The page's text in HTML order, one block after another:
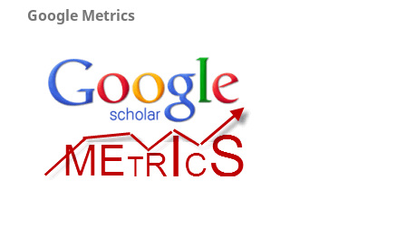
Google Metrics